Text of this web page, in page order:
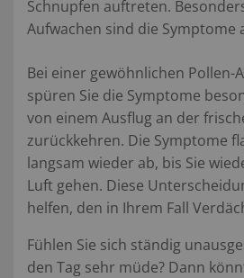
Schnupfen auftreten.
Aufwachen sind die Symptome
Bei einer gewöhnlichen Pollen-
spüren Sie die Symptome
von einem Ausflug an der
zurückkehren. Die Symptome
langsam wieder ab, bis Sie
Luft gehen. Diese
helfen, den in Ihrem Fall
Fühlen Sie sich ständig
den Tag sehr müde? Dann